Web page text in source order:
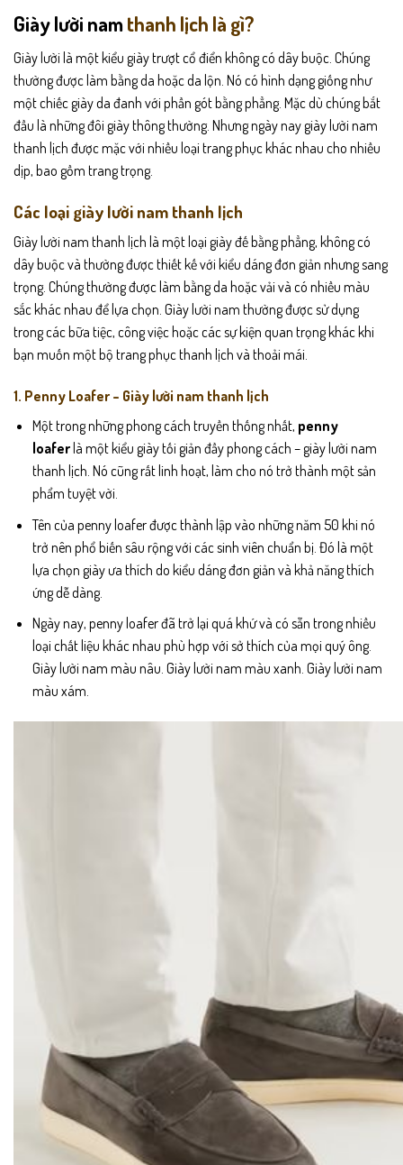
Giày lười namthanh lịch là gì?
Giày lười là một kiểu giày trượt cổ điển không có dây buộc. Chúng
thường được làm bằng da hoặc da lộn. Nó có hình dạng giống như
một chiếc giày da đanh với phần gót bằng phẳng. Mặc dù chúng bắt
đầu là những đôi giày thông thường. Nhưng ngày nay giày lười nam
thanh lịch được mặc với nhiều loại trang phục khác nhau cho nhiều
dịp, bao gồm trang trọng.
Các loại giày lười nam thanh lịch
Giày lười nam thanh lịch là một loại giày đế bằng phẳng, không có
dây buộc và thường được thiết kế với kiểu dáng đơn giản nhưng sang
trọng. Chúng thường được làm bằng da hoặc vải và có nhiều màu
sắc khác nhau để lựa chọn. Giày lười nam thường được sử dụng
trong các bữa tiệc, công việc hoặc các sự kiện quan trọng khác khi
bạn muốn một bộ trang phục thanh lịch và thoải mái.
1. Penny Loafer – Giày lười nam thanh lịch
Một trong những phong cách truyền thống nhất, penny
loaferlà một kiểu giày tối giản đầy phong cách – giày lười nam
thanh lịch. Nó cũng rất linh hoạt, làm cho nó trở thành một sản
phẩm tuyệt vời.
Tên của penny loafer được thành lập vào những năm 50 khi nó
trở nên phổ biến sâu rộng với các sinh viên chuẩn bị. Đó là một
lựa chọn giày ưa thích do kiểu dáng đơn giản và khả năng thích
ứng dễ dàng.
Ngày nay, penny loafer đã trở lại quá khứ và có sẵn trong nhiều
loại chất liệu khác nhau phù hợp với sở thích của mọi quý ông.
Giày lười nam màu nâu. Giày lười nam màu xanh. Giày lười nam
màu xám.